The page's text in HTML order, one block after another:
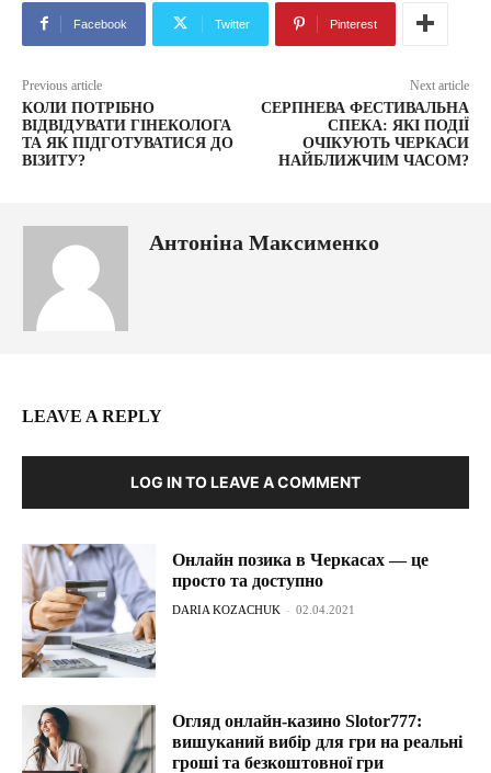
Facebook Twitter Pinterest
Previous article
КОЛИ ПОТРІБНО
ВІДВІДУВАТИ ГІНЕКОЛОГА
ТА ЯК ПІДГОТУВАТИСЯ ДО
ВІЗИТУ?
Next article
СЕРПНЕВА ФЕСТИВАЛЬНА
СПЕКА: ЯКІ ПОДІЇ
ОЧІКУЮТЬ ЧЕРКАСИ
НАЙБЛИЖЧИМ ЧАСОМ?
Антоніна Максименко
LEAVE A REPLY
LOG IN TO LEAVE A COMMENT
Онлайн позика в Черкасах — це
просто та доступно
DARIA KOZACHUK - 02.04.2021
Огляд онлайн-казино Slotor777:
вишуканий вибір для гри на реальні
гроші та безкоштовної гри